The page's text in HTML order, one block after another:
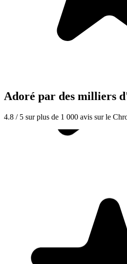
Adoré par des milliers
4.8 / 5 sur plus de 1 000 avis sur le
"Seriously, makes my tasks easier to